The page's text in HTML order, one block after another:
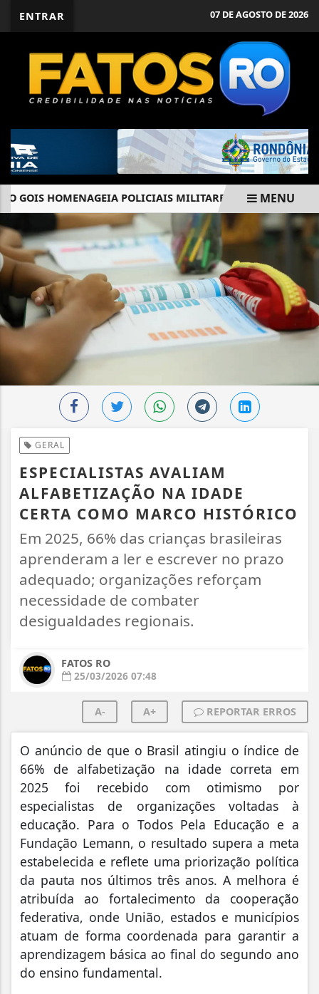
ENTRAR 07 DE AGOSTO DE 2026
HOMENAGEIA POLICIAIS MILITARES DO 2º PELOTÃO DE
EM ALTA
MENU
GERAL
ESPECIALISTAS AVALIAM
ALFABETIZAÇÃO NA IDADE
CERTA COMO MARCO HISTÓRICO
Em 2025, 66% das crianças brasileiras
aprenderam a ler e escrever no prazo
adequado; organizações reforçam
necessidade de combater
desigualdades regionais.
FATOS RO
25/03/2026 07:48
A- A+ REPORTAR ERROS
O anúncio de que o Brasil atingiu o índice de
66% de alfabetização na idade correta em
2025 foi recebido com otimismo por
especialistas de organizações voltadas à
educação. Para o Todos Pela Educação e a
Fundação Lemann, o resultado supera a meta
estabelecida e reflete uma priorização política
da pauta nos últimos três anos. A melhora é
atribuída ao fortalecimento da cooperação
federativa, onde União, estados e municípios
atuam de forma coordenada para garantir a
aprendizagem básica ao final do segundo ano
do ensino fundamental.